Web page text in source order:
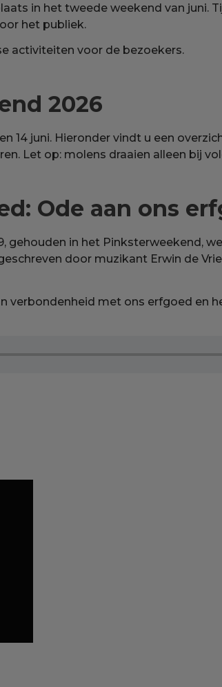
in het tweede weekend van juni.
het publiek.
activiteiten voor de bezoekers.
2026
14 juni. Hieronder vindt u een
Let op: molens draaien alleen bij
Ode aan ons
gehouden in het Pinksterweekend,
door muzikant Erwin de
verbondenheid met ons erfgoed en